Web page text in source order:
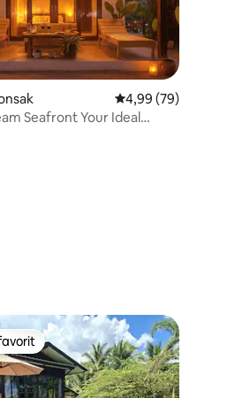
33 vélemény Átlagos értékelés: 5/
4,99 (79)
Seafront Your Ideal